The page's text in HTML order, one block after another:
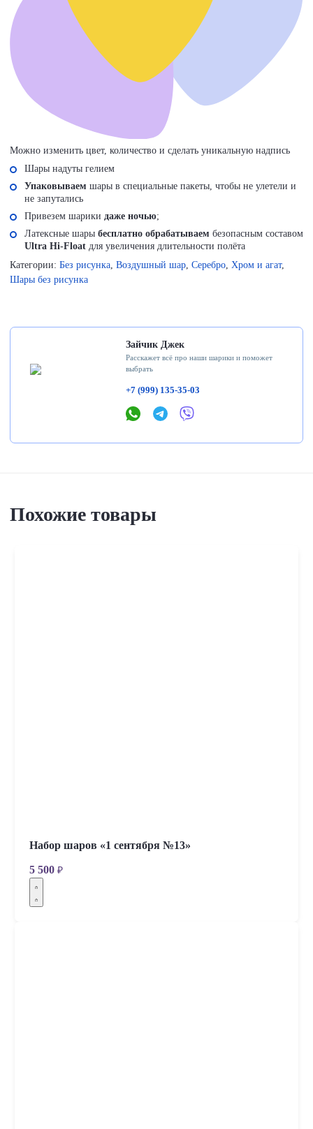
Можно изменить цвет, количество и сделать уникальную надпись
Шары надуты гелием
Упаковываем шары в специальные пакеты, чтобы не улетели и
не запутались
Привезем шарики даже ночью;
Латексные шары бесплатно обрабатываем безопасным составом
Ultra Hi-Float для увеличения длительности полёта
Категории: Без рисунка Воздушный шар Серебро Хром и агат,
Шары без рисунка
Зайчик Джек
Расскажет всё про наши шарики и поможет
выбрать
+7 (999) 135-35-03
Похожие товары
Набор шаров «1 сентября №13»
5 500 ₽